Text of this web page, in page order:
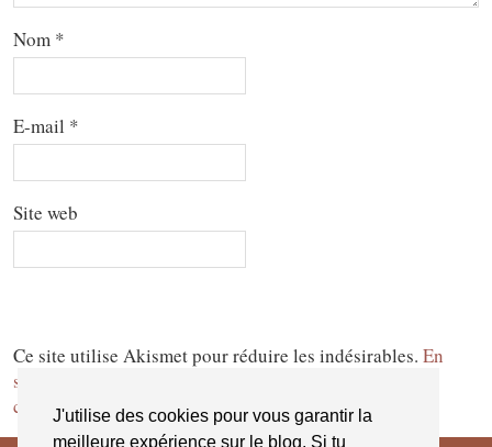
J'utilise des cookies pour vous garantir la
meilleure expérience sur le blog. Si tu
Nom *
E-mail *
Site web
Ce site utilise Akismet pour réduire les indésirables. En
savoir plus sur la façon dont les données de vos
commentaires sont traitées